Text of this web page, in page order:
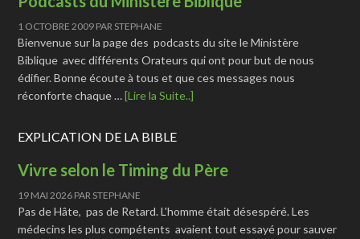
1 OCTOBRE 2009 PAR STEPHANE
Bienvenue sur la page des podcasts du site le Ministère
Biblique avec différents Orateurs qui ont pour but de nous
édifier. Bonne écoute à tous et que ces messages nous
réconforte chaque …[Lire la Suite..]
EXPLICATION DE LA BIBLE
Vivre selon le Timing du Père
19 MAI 2026 PAR STEPHANE
Pas de Hâte, pas de Retard. L'homme était désespéré. Les
médecins les plus compétents avaient tout essayé pour sauver